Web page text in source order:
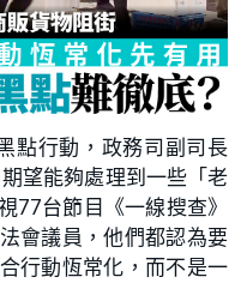
點行動，政務司副司長
望能夠處理到一些「老
77台節目《一線搜查》
會議員，他們都認為要
行動恆常化，而不是一